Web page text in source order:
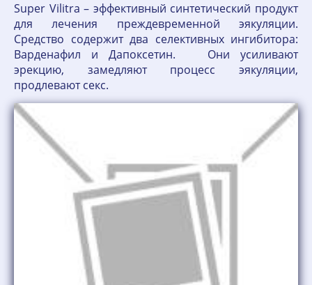
Super Vilitra – эффективный синтетический продукт
для лечения преждевременной эякуляции.
Средство содержит два селективных ингибитора:
Варденафил и Дапоксетин. Они усиливают
эрекцию, замедляют процесс эякуляции,
продлевают секс.